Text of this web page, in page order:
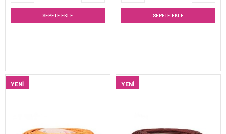
SEPETE EKLE SEPETE EKLE
YENI YENI